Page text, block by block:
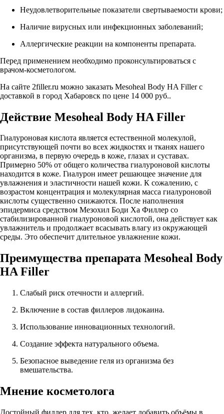
Неудовлетворительные показатели свертываемости крови;
Наличие вирусных или инфекционных заболеваний;
Аллергические реакции на компоненты препарата.
Перед применением необходимо проконсультироваться с
врачом-косметологом.
На сайте 2filler.ru можно заказать Mesoheal Body HA Filler с
доставкой в город Хабаровск по цене 14 000 руб..
Действие Mesoheal Body HA Filler
Гиалуроновая кислота является естественной молекулой,
присутствующей почти во всех жидкостях и тканях нашего
организма, в первую очередь в коже, глазах и суставах.
Примерно 50% от общего количества гиалуроновой кислоты
находится в коже. Гиалурон имеет решающее значение для
увлажнения и эластичности нашей кожи. К сожалению, с
возрастом концентрация и молекулярная масса гиалуроновой
кислоты существенно снижаются. После наполнения
эпидермиса средством Мезохил Боди Ха Филлер со
стабилизированной гиалуроновой кислотой, она действует как
увлажнитель и продолжает всасывать влагу из окружающей
среды. Это обеспечит длительное увлажнение кожи.
Преимущества препарата Mesoheal Body
HA Filler
Слабый риск отечности и аллергий.
Включение в состав филлеров лидокаина.
Использование инновационных технологий.
Создание эффекта натурального объема.
Безопасное выведение геля из организма без
вмешательства.
Мнение косметолога
Достойный филлер для тех, кто, желает добавить объёмы в